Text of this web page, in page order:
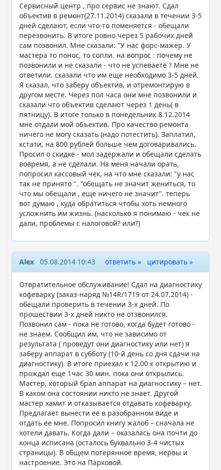
Сервисный центр , про сервис не знают. Сдал
объектив в ремонт(27.11.2014) сказали в течении 3-5
дней сделают, если что-то поменяется - обещали
перезвонить. В итоге ровно через 5 рабочих дней
сам позвонил. Мне сказали: "У нас форс-мажер. У
мастера то понос, то сопли. на вопрос : почему не
позвонили и не сказали - что не успеваете ? Мне не
ответили. сказали что им еще необходимо 3-5 дней.
Я сказал, что заберу объектив, и отремонтирую в
другом месте. Через пол часа они мне позвонили и
сказали что объектив сделают через 1 день( в
пятницу). В итоге только в понедельник 8.12.2014
мне отдали мой объектив. Про качество ремонта
ничего не могу сказать (надо потестить). Заплатил,
кстати, на 800 рублей больше чем договаривались.
Просил о скидке - мол задержали и обещали сделать
вовремя, а не сделали. На меня начали орать,
попросил кассовый чек, на что мне сказали: "у нас
так не принято ". "обещать не значит жениться, то
что мы обещали , еще ничего не значит". теперь
вот думаю , куда обратиться чтобы хоть немного
усложнить им жизнь. (насколько я понимаю - чек не
дали, проблемы с налоговой? или?)
Alex 05.08.2014 10:43 ответить » цитировать »
Отвратительное обслуживание! Сдал на диагностику
кофеварку (заказ-наряд №14R/1719 от 24.07.2014) -
обещали проверить в течении 3-х дней. По
прошествии 3-х дней никто не отзвонился.
Позвонил сам - пока не готово, когда будет готово -
не знаем. Сообщил им, что не зависимо от
результата ( проведут они диагностику или нет) я
заберу аппарат в субботу (10-й день со дня сдачи на
диагностику). В итоге приехал к 12.00 к открытию и
прождал еще 1час 30 мин. пока они открылись.
Мастер, который брал аппарат на диагностику – нет.
В каком она состоянии никто не знает. Другой
мастер хамит и отказывается отдавать кофеварку.
Предлагает вынести ее в разобранном виде и
отдать ее мне. Попросил книгу жалоб – сначала не
хотели давать. Когда дали – оказалась она почти до
конца исписана (осталось буквально 3-4 чистых
страницы). В общем потерянное время, нервы и
настроение. Это на Парковой.